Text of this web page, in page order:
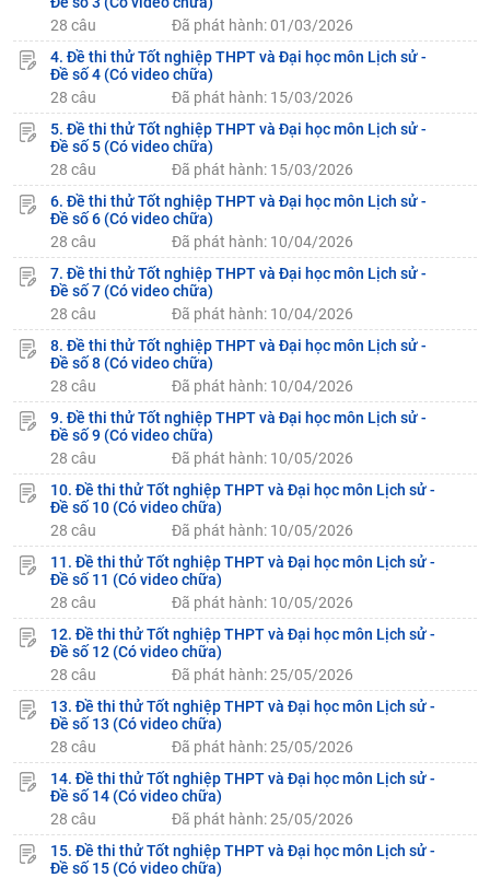
28 câu
Đã phát hành: 01/03/2026
4. Đề thi thử Tốt nghiệp THPT và Đại học môn Lịch sử -
Đề số 4 (Có video chữa)
28 câu
Đã phát hành: 15/03/2026
5. Đề thi thử Tốt nghiệp THPT và Đại học môn Lịch sử -
Đề số 5 (Có video chữa)
28 câu
Đã phát hành: 15/03/2026
6. Đề thi thử Tốt nghiệp THPT và Đại học môn Lịch sử -
Đề số 6 (Có video chữa)
28 câu
Đã phát hành: 10/04/2026
7. Đề thi thử Tốt nghiệp THPT và Đại học môn Lịch sử -
Đề số 7 (Có video chữa)
28 câu
Đã phát hành: 10/04/2026
8. Đề thi thử Tốt nghiệp THPT và Đại học môn Lịch sử -
Đề số 8 (Có video chữa)
28 câu
Đã phát hành: 10/04/2026
9. Đề thi thử Tốt nghiệp THPT và Đại học môn Lịch sử -
Đề số 9 (Có video chữa)
28 câu
Đã phát hành: 10/05/2026
10. Đề thi thử Tốt nghiệp THPT và Đại học môn Lịch sử -
Đề số 10 (Có video chữa)
28 câu
Đã phát hành: 10/05/2026
11. Đề thi thử Tốt nghiệp THPT và Đại học môn Lịch sử -
Đề số 11 (Có video chữa)
28 câu
Đã phát hành: 10/05/2026
12. Đề thi thử Tốt nghiệp THPT và Đại học môn Lịch sử -
Đề số 12 (Có video chữa)
28 câu
Đã phát hành: 25/05/2026
13. Đề thi thử Tốt nghiệp THPT và Đại học môn Lịch sử -
Đề số 13 (Có video chữa)
28 câu
Đã phát hành: 25/05/2026
14. Đề thi thử Tốt nghiệp THPT và Đại học môn Lịch sử -
Đề số 14 (Có video chữa)
28 câu
Đã phát hành: 25/05/2026
15. Đề thi thử Tốt nghiệp THPT và Đại học môn Lịch sử -
Đề số 15 (Có video chữa)